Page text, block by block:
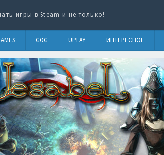
игры в Steam и не только!
GOG UPLAY ИНТЕРЕСНОЕ